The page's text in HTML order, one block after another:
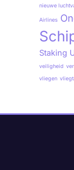
nieuwe
Airlines
Staking
veiligheid
vliegen